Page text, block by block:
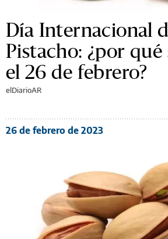
Día Internacional
Pistacho: ¿por qué
el 26 de febrero?
elDiarioAR
26 de febrero de 2023